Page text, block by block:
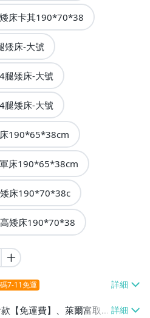
床卡其190*70*38
矮床-大號
腿矮床-大號
腿矮床-大號
190*65*38cm
床190*65*38cm
床190*70*38c
矮床190*70*38
7-11免運
【免運費】、萊爾富取